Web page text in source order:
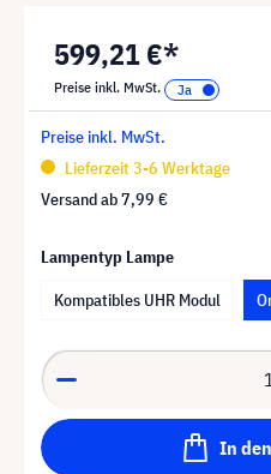
599,21 €*
Preise inkl. MwSt.
Preise inkl. MwSt.
Lieferzeit 3-6 Werktage
Versand ab7,99 €
Lampentyp Lampe
Kompatibles UHR Modul
In